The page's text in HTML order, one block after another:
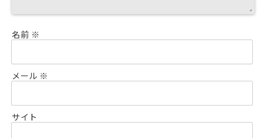
名前 ※
メール ※
サイト